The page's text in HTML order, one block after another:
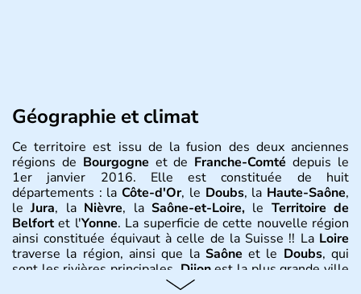
Géographie et climat
Ce territoire est issu de la fusion des deux anciennes
régions de Bourgogne et de Franche-Comté depuis le
1er janvier 2016. Elle est constituée de huit
départements : la Côte-d'Or, le Doubs, la Haute-Saône,
leJura, la Nièvre, la Saône-et-Loire,le Territoire de
Belfortet l'Yonne. La superficie de cette nouvelle région
ainsi constituée équivaut à celle de la Suisse !! La Loire
traverse la région, ainsi que la Saôneet le Doubs, qui
sont les rivières principales. Dijonest la plus grande ville
Besançon, Mâcon, Nevers, Belfort